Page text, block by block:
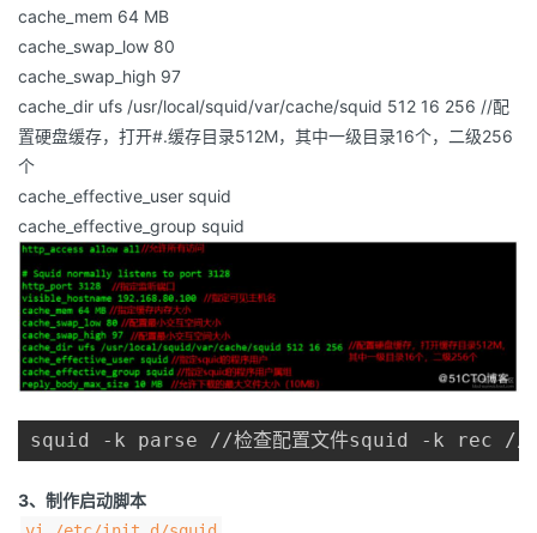
cache_mem 64 MB
cache_swap_low 80
cache_swap_high 97
cache_dir ufs /usr/local/squid/var/cache/squid 512 16 256 //配
置硬盘缓存，打开#.缓存目录512M，其中一级目录16个，二级256
个
cache_effective_user squid
cache_effective_group squid
squid -k parse //检查配置文件squid -k rec //重
3、制作启动脚本